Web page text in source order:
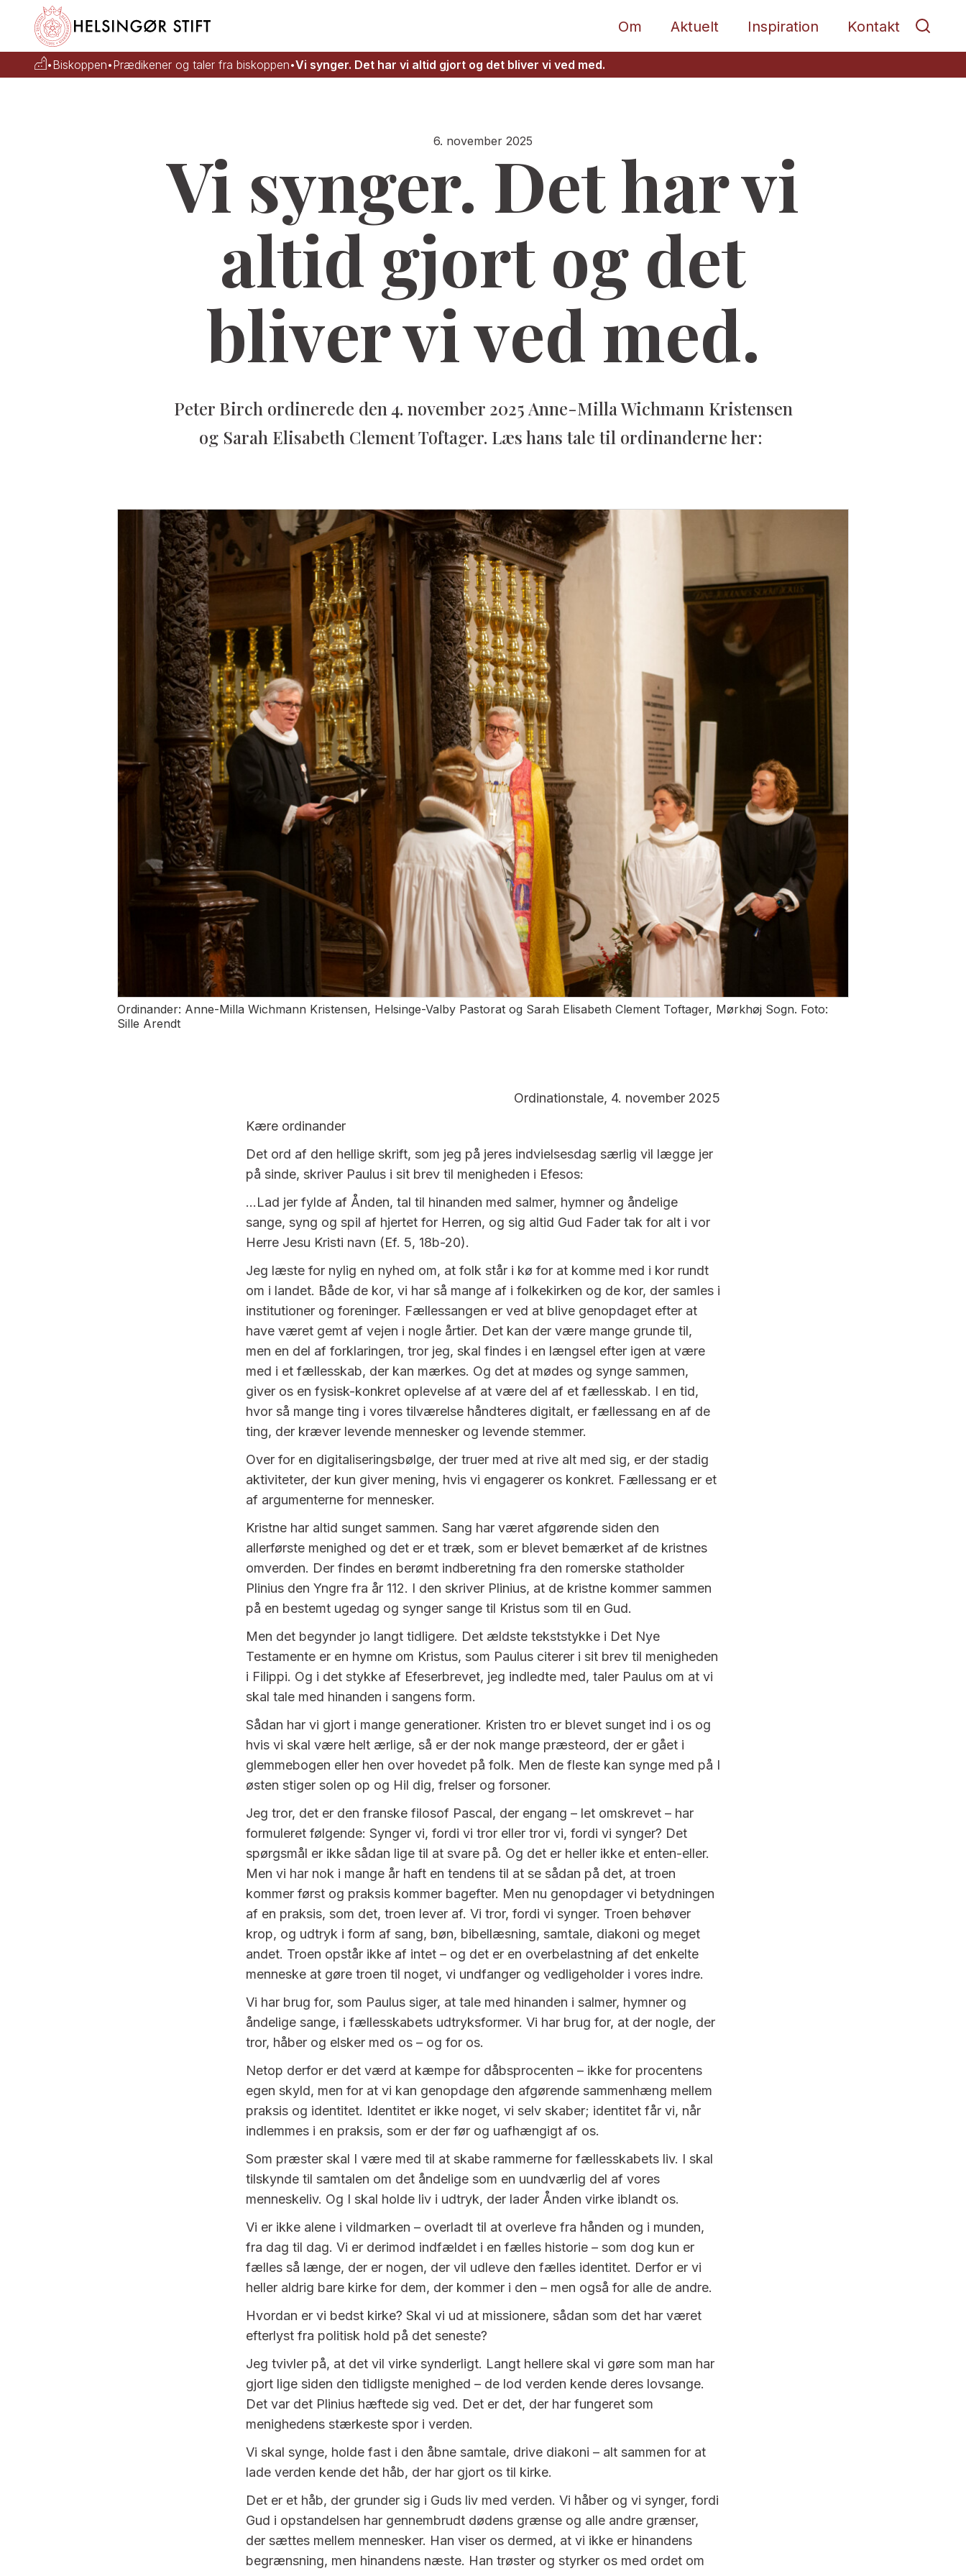
Om Aktuelt Inspiration Kontakt
•Biskoppen•Prædikener og taler fra biskoppen•Vi synger. Det har vi altid gjort og det bliver vi ved med.
6. november 2025
Vi synger. Det har vi
altid gjort og det
bliver vi ved med.
Peter Birch ordinerede den 4. november 2025 Anne-Milla Wichmann Kristensen
og Sarah Elisabeth Clement Toftager. Læs hans tale til ordinanderne her:
Ordinander: Anne-Milla Wichmann Kristensen, Helsinge-Valby Pastorat og Sarah Elisabeth Clement Toftager, Mørkhøj Sogn. Foto:
Sille Arendt
Ordinationstale, 4. november 2025
Kære ordinander
Det ord af den hellige skrift, som jeg på jeres indvielsesdag særlig vil lægge jer
på sinde, skriver Paulus i sit brev til menigheden i Efesos:
…Lad jer fylde af Ånden, tal til hinanden med salmer, hymner og åndelige
sange, syng og spil af hjertet for Herren, og sig altid Gud Fader tak for alt i vor
Herre Jesu Kristi navn (Ef. 5, 18b-20).
Jeg læste for nylig en nyhed om, at folk står i kø for at komme med i kor rundt
om i landet. Både de kor, vi har så mange af i folkekirken og de kor, der samles i
institutioner og foreninger. Fællessangen er ved at blive genopdaget efter at
have været gemt af vejen i nogle årtier. Det kan der være mange grunde til,
men en del af forklaringen, tror jeg, skal findes i en længsel efter igen at være
med i et fællesskab, der kan mærkes. Og det at mødes og synge sammen,
giver os en fysisk-konkret oplevelse af at være del af et fællesskab. I en tid,
hvor så mange ting i vores tilværelse håndteres digitalt, er fællessang en af de
ting, der kræver levende mennesker og levende stemmer.
Over for en digitaliseringsbølge, der truer med at rive alt med sig, er der stadig
aktiviteter, der kun giver mening, hvis vi engagerer os konkret. Fællessang er et
af argumenterne for mennesker.
Kristne har altid sunget sammen. Sang har været afgørende siden den
allerførste menighed og det er et træk, som er blevet bemærket af de kristnes
omverden. Der findes en berømt indberetning fra den romerske statholder
Plinius den Yngre fra år 112. I den skriver Plinius, at de kristne kommer sammen
på en bestemt ugedag og synger sange til Kristus som til en Gud.
Men det begynder jo langt tidligere. Det ældste tekststykke i Det Nye
Testamente er en hymne om Kristus, som Paulus citerer i sit brev til menigheden
i Filippi. Og i det stykke af Efeserbrevet, jeg indledte med, taler Paulus om at vi
skal tale med hinanden i sangens form.
Sådan har vi gjort i mange generationer. Kristen tro er blevet sunget ind i os og
hvis vi skal være helt ærlige, så er der nok mange præsteord, der er gået i
glemmebogen eller hen over hovedet på folk. Men de fleste kan synge med på I
østen stiger solen op og Hil dig, frelser og forsoner.
Jeg tror, det er den franske filosof Pascal, der engang – let omskrevet – har
formuleret følgende: Synger vi, fordi vi tror eller tror vi, fordi vi synger? Det
spørgsmål er ikke sådan lige til at svare på. Og det er heller ikke et enten-eller.
Men vi har nok i mange år haft en tendens til at se sådan på det, at troen
kommer først og praksis kommer bagefter. Men nu genopdager vi betydningen
af en praksis, som det, troen lever af. Vi tror, fordi vi synger. Troen behøver
krop, og udtryk i form af sang, bøn, bibellæsning, samtale, diakoni og meget
andet. Troen opstår ikke af intet – og det er en overbelastning af det enkelte
menneske at gøre troen til noget, vi undfanger og vedligeholder i vores indre.
Vi har brug for, som Paulus siger, at tale med hinanden i salmer, hymner og
åndelige sange, i fællesskabets udtryksformer. Vi har brug for, at der nogle, der
tror, håber og elsker med os – og for os.
Netop derfor er det værd at kæmpe for dåbsprocenten – ikke for procentens
egen skyld, men for at vi kan genopdage den afgørende sammenhæng mellem
praksis og identitet. Identitet er ikke noget, vi selv skaber; identitet får vi, når
indlemmes i en praksis, som er der før og uafhængigt af os.
Som præster skal I være med til at skabe rammerne for fællesskabets liv. I skal
tilskynde til samtalen om det åndelige som en uundværlig del af vores
menneskeliv. Og I skal holde liv i udtryk, der lader Ånden virke iblandt os.
Vi er ikke alene i vildmarken – overladt til at overleve fra hånden og i munden,
fra dag til dag. Vi er derimod indfældet i en fælles historie – som dog kun er
fælles så længe, der er nogen, der vil udleve den fælles identitet. Derfor er vi
heller aldrig bare kirke for dem, der kommer i den – men også for alle de andre.
Hvordan er vi bedst kirke? Skal vi ud at missionere, sådan som det har været
efterlyst fra politisk hold på det seneste?
Jeg tvivler på, at det vil virke synderligt. Langt hellere skal vi gøre som man har
gjort lige siden den tidligste menighed – de lod verden kende deres lovsange.
Det var det Plinius hæftede sig ved. Det er det, der har fungeret som
menighedens stærkeste spor i verden.
Vi skal synge, holde fast i den åbne samtale, drive diakoni – alt sammen for at
lade verden kende det håb, der har gjort os til kirke.
Det er et håb, der grunder sig i Guds liv med verden. Vi håber og vi synger, fordi
Gud i opstandelsen har gennembrudt dødens grænse og alle andre grænser,
der sættes mellem mennesker. Han viser os dermed, at vi ikke er hinandens
begrænsning, men hinandens næste. Han trøster og styrker os med ordet om